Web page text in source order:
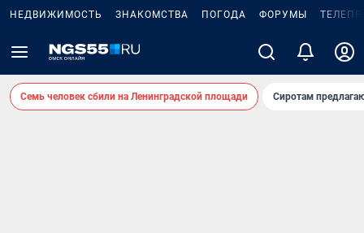
НЕДВИЖИМОСТЬ ЗНАКОМСТВА ПОГОДА ФОРУМЫ
Семь человек сбили на Ленинградской площади Сиротам